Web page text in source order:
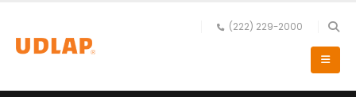
(222) 229-2000